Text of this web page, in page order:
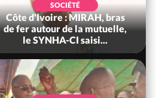
SOCIÉTÉ
Côte d'Ivoire : MIRAH, bras
de fer autour de la mutuelle,
le SYNHA-CI saisi...